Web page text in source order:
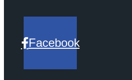
Facebook